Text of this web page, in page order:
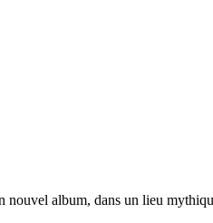
nouvel album, dans un lieu